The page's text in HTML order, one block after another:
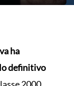
ha
definitivo